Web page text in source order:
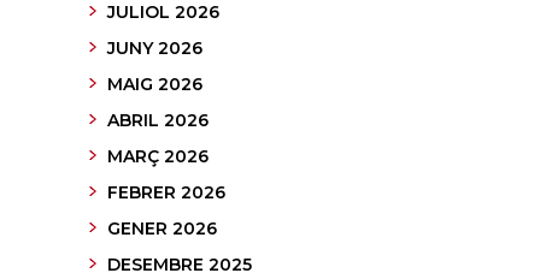
JULIOL 2026
JUNY 2026
MAIG 2026
ABRIL 2026
MARÇ 2026
FEBRER 2026
GENER 2026
DESEMBRE 2025